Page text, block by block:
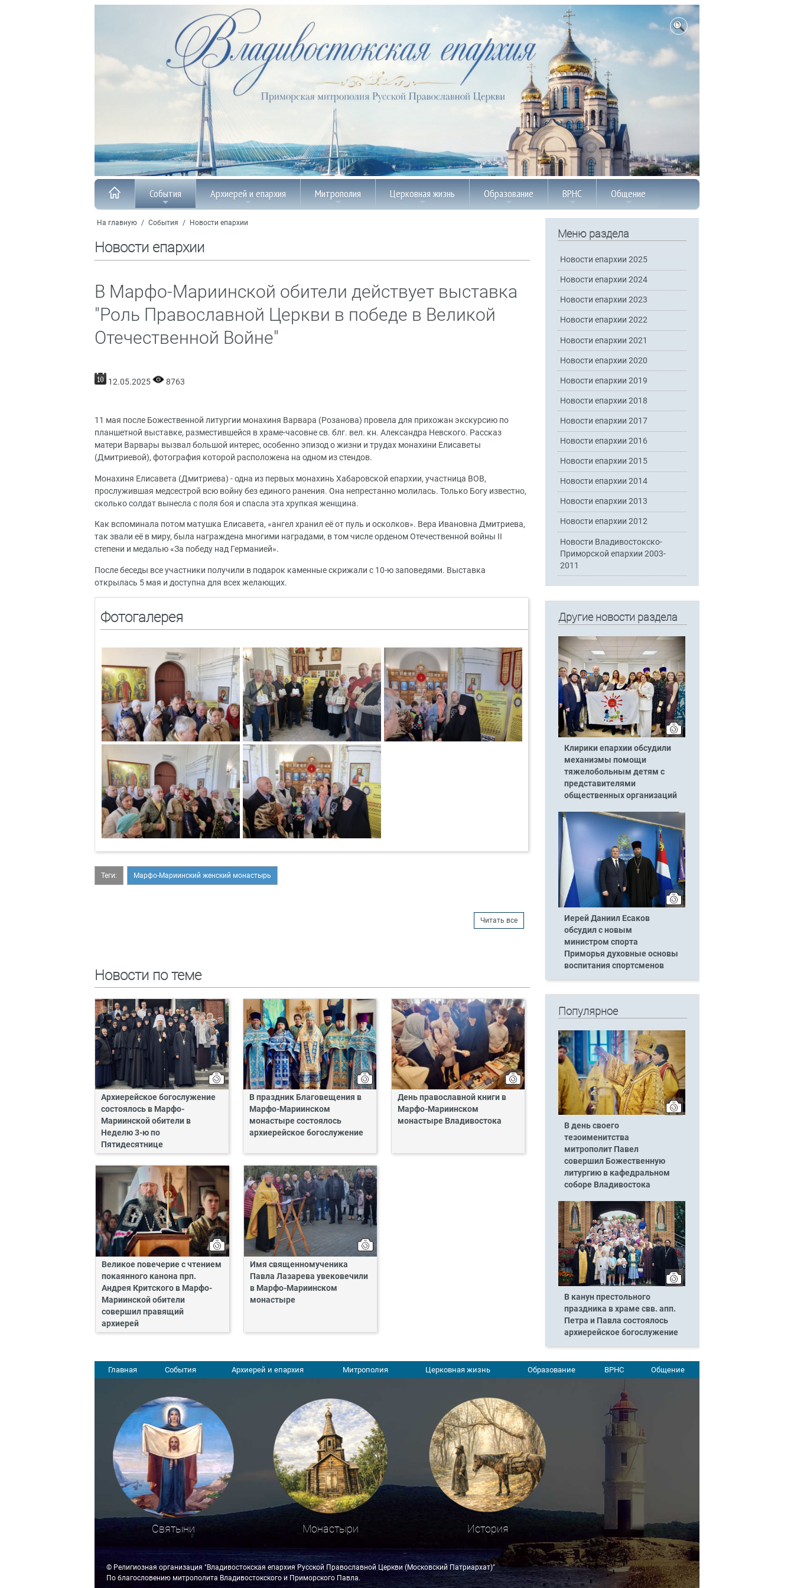
События Архиерей и епархия Митрополия Церковная жизнь Образование ВРНС Общение
На главную / События / Новости епархии
Новости епархии
В Марфо-Мариинской обители действует выставка
"Роль Православной Церкви в победе в Великой
Отечественной Войне"
12.05.2025 8763
11 мая после Божественной литургии монахиня Варвара (Розанова) провела для прихожан экскурсию по
планшетной выставке, разместившейся в храме-часовне св. блг. вел. кн. Александра Невского. Рассказ
матери Варвары вызвал большой интерес, особенно эпизод о жизни и трудах монахини Елисаветы
(Дмитриевой), фотография которой расположена на одном из стендов.
Монахиня Елисавета (Дмитриева) - одна из первых монахинь Хабаровской епархии, участница ВОВ,
прослужившая медсестрой всю войну без единого ранения. Она непрестанно молилась. Только Богу известно,
сколько солдат вынесла с поля боя и спасла эта хрупкая женщина.
Как вспоминала потом матушка Елисавета, «ангел хранил её от пуль и осколков». Вера Ивановна Дмитриева,
так звали её в миру, была награждена многими наградами, в том числе орденом Отечественной войны II
степени и медалью «За победу над Германией».
После беседы все участники получили в подарок каменные скрижали с 10-ю заповедями. Выставка
открылась 5 мая и доступна для всех желающих.
Фотогалерея
Теги: Марфо-Мариинский женский монастырь
Читать все
Новости по теме
Архиерейское богослужение
состоялось в Марфо-
Мариинской обители в
Неделю 3-ю по
Пятидесятнице
В праздник Благовещения в
Марфо-Мариинском
монастыре состоялось
архиерейское богослужение
День православной книги в
Марфо-Мариинском
монастыре Владивостока
Великое повечерие с чтением
покаянного канона прп.
Андрея Критского в Марфо-
Мариинской обители
совершил правящий
архиерей
Имя священномученика
Павла Лазарева увековечили
в Марфо-Мариинском
монастыре
Меню раздела
Новости епархии 2025
Новости епархии 2024
Новости епархии 2023
Новости епархии 2022
Новости епархии 2021
Новости епархии 2020
Новости епархии 2019
Новости епархии 2018
Новости епархии 2017
Новости епархии 2016
Новости епархии 2015
Новости епархии 2014
Новости епархии 2013
Новости епархии 2012
Новости Владивостокско-
Приморской епархии 2003-
2011
Другие новости раздела
Клирики епархии обсудили
механизмы помощи
тяжелобольным детям с
представителями
общественных организаций
Иерей Даниил Есаков
обсудил с новым
министром спорта
Приморья духовные основы
воспитания спортсменов
Популярное
В день своего
тезоименитства
митрополит Павел
совершил Божественную
литургию в кафедральном
соборе Владивостока
В канун престольного
праздника в храме свв. апп.
Петра и Павла состоялось
архиерейское богослужение
Главная События Архиерей и епархия Митрополия Церковная жизнь Образование ВРНС Общение
Святыни Монастыри История
© Религиозная организация "Владивостокская епархия Русской Православной Церкви (Московский Патриархат)"
По благословению митрополита Владивостокского и Приморского Павла.